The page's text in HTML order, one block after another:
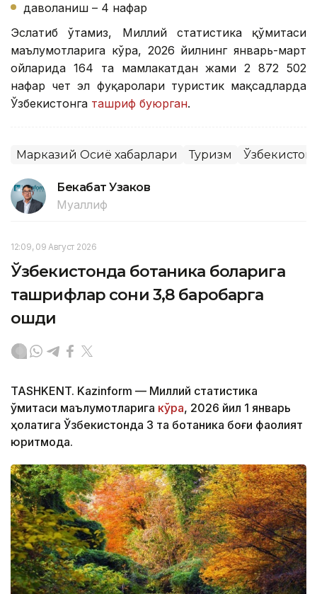
даволаниш – 4 нафар
Эслатиб ўтамиз, Миллий статистика қўмитаси
маълумотларига кўра, 2026 йилнинг январь-март
ойларида 164 та мамлакатдан жами 2 872 502
нафар чет эл фуқаролари туристик мақсадларда
Ўзбекистонга ташриф буюрган.
Марказий Осиё хабарлари Туризм Ўзбекистон
Бекабат Узаков
Муаллиф
12:09, 09 Август 2026
Ўзбекистонда ботаника боғларига
ташрифлар сони 3,8 баробарга
ошди
TASHKENT. Kazinform — Миллий статистика
қўмитаси маълумотларига кўра, 2026 йил 1 январь
ҳолатига Ўзбекистонда 3 та ботаника боғи фаолият
юритмоқда.